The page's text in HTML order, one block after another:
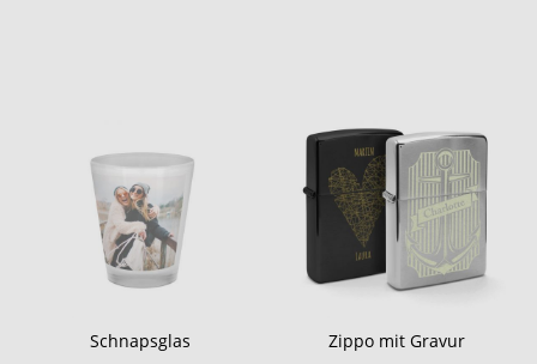
Schnapsglas Zippo mit Gravur